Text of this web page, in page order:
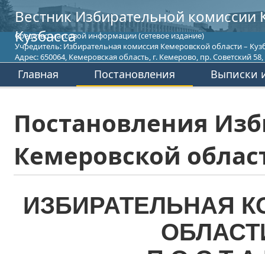
Вестник Избирательной комиссии
Кузбасса
Средство массовой информации (сетевое издание)
Учредитель: Избирательная комиссия Кемеровской области –
Адрес: 650064, Кемеровская область, г. Кемерово, пр. Советский 58,
Главная Постановления Выписки
Постановления
Кемеровской
ИЗБИРАТЕЛЬНАЯ